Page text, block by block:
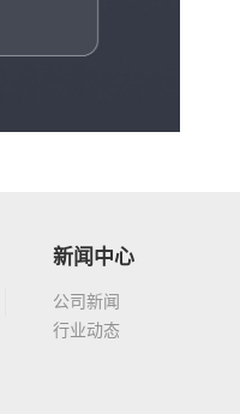
新闻中心
公司新闻
行业动态